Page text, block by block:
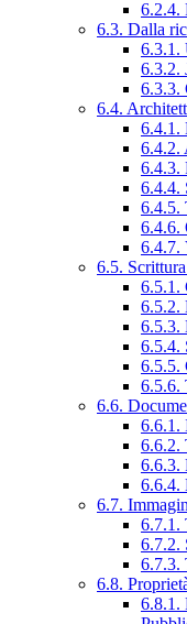
6.2.4.
6.3. Dalla
6.3.1.
6.3.2.
6.3.3.
6.4.
6.4.1.
6.4.2.
6.4.3.
6.4.4.
6.4.5.
6.4.6.
6.4.7.
6.5.
6.5.1.
6.5.2.
6.5.3.
6.5.4.
6.5.5.
6.5.6.
6.6.
6.6.1.
6.6.2.
6.6.3.
6.6.4.
6.7.
6.7.1.
6.7.2.
6.7.3.
6.8.
6.8.1.